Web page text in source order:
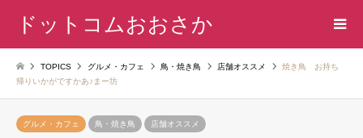
ドットコムおおさか
TOPICS グルメ・カフェ 鳥・焼き鳥 店舗オススメ
焼き鳥 お持ち
帰りいかがですかあ♪まー坊
グルメ・カフェ 鳥・焼き鳥 店舗オススメ